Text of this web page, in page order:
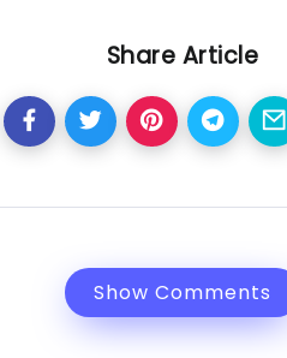
Share Article
Show Comments